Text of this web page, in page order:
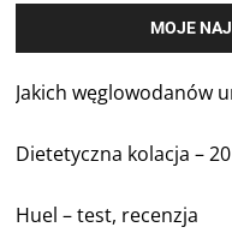
MOJE
Jakich węglowodanów
Dietetyczna kolacja –
Huel – test, recenzja